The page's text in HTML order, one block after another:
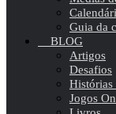
Guia da
BLOG
Artigos
Desafios
Histórias
Jogos